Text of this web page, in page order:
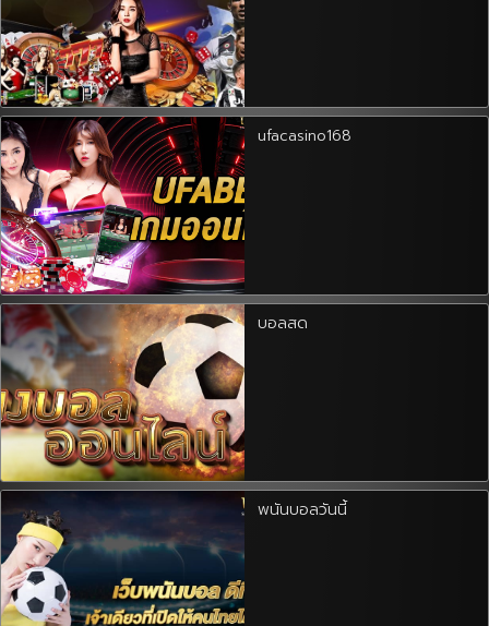
ufacasino168
บอลสด
พนันบอลวันนี้